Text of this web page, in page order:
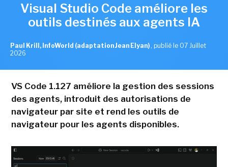
Visual Studio Code améliore les
outils destinés aux agents IA
Paul Krill, InfoWorld (adaptation Jean Elyan) , publié le 07 Juillet
2026
VS Code 1.127 améliore la gestion des sessions
des agents, introduit des autorisations de
navigateur par site et rend les outils de
navigateur pour les agents disponibles.